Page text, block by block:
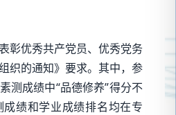
彰优秀共产党员、优秀党务
织的通知》要求。其中，参
测成绩中“品德修养”得分不
绩和学业成绩排名均在专